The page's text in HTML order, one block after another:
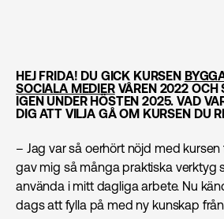
HEJ FRIDA! DU GICK KURSEN
SOCIALA MEDIERVÅREN 2022 OCH
IGEN UNDER HÖSTEN 2025. VAD
DIG ATT VILJA GÅ OM KURSEN DU
– Jag var så oerhört nöjd med
gav mig så många praktiska verktyg
använda i mitt dagliga arbete. Nu
dags att fylla på med ny kunskap